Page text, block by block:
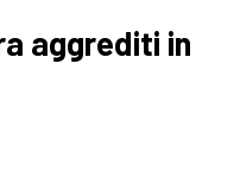
aggrediti in